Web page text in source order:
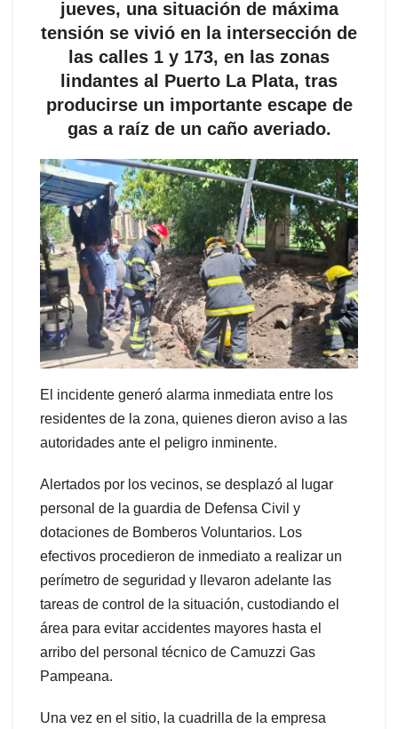
jueves, una situación de máxima
tensión se vivió en la intersección de
las calles 1 y 173, en las zonas
lindantes al Puerto La Plata, tras
producirse un importante escape de
gas a raíz de un caño averiado.
El incidente generó alarma inmediata entre los
residentes de la zona, quienes dieron aviso a las
autoridades ante el peligro inminente.
Alertados por los vecinos, se desplazó al lugar
personal de la guardia de Defensa Civil y
dotaciones de Bomberos Voluntarios. Los
efectivos procedieron de inmediato a realizar un
perímetro de seguridad y llevaron adelante las
tareas de control de la situación, custodiando el
área para evitar accidentes mayores hasta el
arribo del personal técnico de Camuzzi Gas
Pampeana.
Una vez en el sitio, la cuadrilla de la empresa